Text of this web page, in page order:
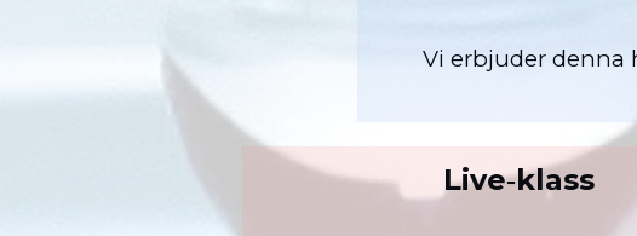
Vi erbjuder denna
Live‑klass